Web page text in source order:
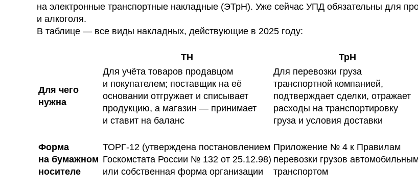
на электронные транспортные накладные (ЭТрН). Уже сейчас УПД обязательны для
и алкоголя.
В таблице — все виды накладных, действующие в 2025 году:
ТН ТрН
Для чего
нужна
Для учёта товаров продавцом
и покупателем; поставщик на её
основании отгружает и списывает
продукцию, а магазин — принимает
и ставит на баланс
Для перевозки груза
транспортной компанией,
подтверждает сделки, отражает
расходы на транспортировку
груза и условия доставки
Форма
на бумажном
носителе
ТОРГ-12 (утверждена постановлением
Госкомстата России № 132 от 25.12.98)
или собственная форма организации
Приложение № 4 к Правилам
перевозки грузов
транспортом